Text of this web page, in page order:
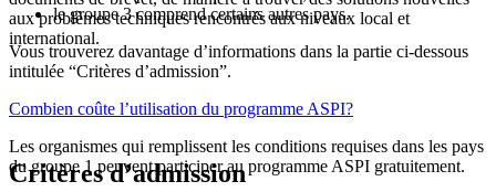
aux problèmes techniques rencontrés aux niveaux local et
international.
le groupe 3 comprend certains autres pays.
Vous trouverez davantage d’informations dans la partie ci-dessous
intitulée “Critères d’admission”.
Combien coûte l’utilisation du programme ASPI?
Les organismes qui remplissent les conditions requises dans les pays
du groupe 1 peuvent participer au programme ASPI gratuitement.
Critères d’admission